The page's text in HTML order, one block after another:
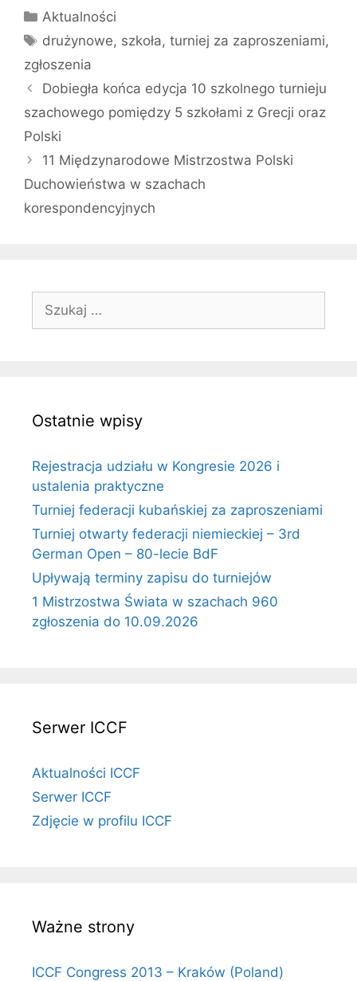
Kategorie
Aktualności
Tagi
drużynowe, szkoła,turniej za zaproszeniami,
zgłoszenia
Dobiegła końca edycja 10 szkolnego turnieju
szachowego pomiędzy 5 szkołami z Grecji oraz
Polski
11 Międzynarodowe Mistrzostwa Polski
Duchowieństwa w szachach
korespondencyjnych
Ostatnie wpisy
Rejestracja udziału w Kongresie 2026 i
ustalenia praktyczne
Turniej federacji kubańskiej za zaproszeniami
Turniej otwarty federacji niemieckiej – 3rd
German Open – 80-lecie BdF
Upływają terminy zapisu do turniejów
1 Mistrzostwa Świata w szachach 960
zgłoszenia do 10.09.2026
Serwer ICCF
Aktualności ICCF
Serwer ICCF
Zdjęcie w profilu ICCF
Ważne strony
ICCF Congress 2013 – Kraków (Poland)